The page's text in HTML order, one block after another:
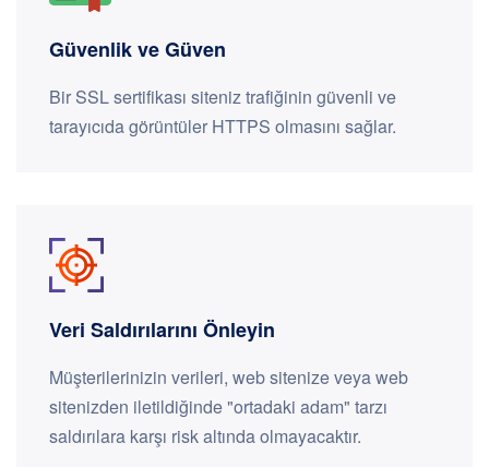
Güvenlik ve Güven
Bir SSL sertifikası siteniz trafiğinin güvenli ve
tarayıcıda görüntüler HTTPS olmasını sağlar.
Veri Saldırılarını Önleyin
Müşterilerinizin verileri, web sitenize veya web
sitenizden iletildiğinde "ortadaki adam" tarzı
saldırılara karşı risk altında olmayacaktır.